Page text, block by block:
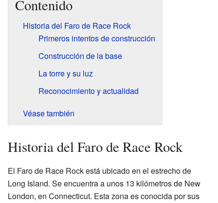
Contenido
Historia del Faro de Race Rock
Primeros intentos de construcción
Construcción de la base
La torre y su luz
Reconocimiento y actualidad
Véase también
Historia del Faro de Race Rock
El Faro de Race Rock está ubicado en el estrecho de
Long Island. Se encuentra a unos 13 kilómetros de New
London, en Connecticut. Esta zona es conocida por sus